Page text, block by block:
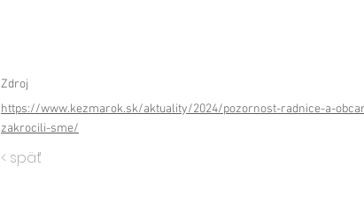
Zdroj
https://www.kezmarok.sk/aktuality/2024/pozornost-radnice-a-
zakrocili-sme/
< späť